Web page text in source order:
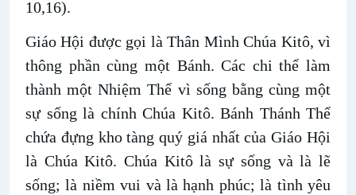
10,16).
Giáo Hội được gọi là Thân Mình Chúa Kitô, vì
thông phần cùng một Bánh. Các chi thể làm
thành một Nhiệm Thể vì sống bằng cùng một
sự sống là chính Chúa Kitô. Bánh Thánh Thể
chứa đựng kho tàng quý giá nhất của Giáo Hội
là Chúa Kitô. Chúa Kitô là sự sống và là lẽ
sống; là niềm vui và là hạnh phúc; là tình yêu